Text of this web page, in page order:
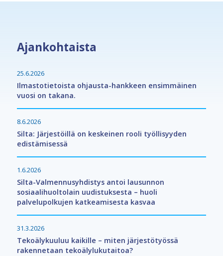
Ajankohtaista
Ilmastotietoista ohjausta-hankkeen ensimmäinen
vuosi on takana.
25.6.2026
Silta: Järjestöillä on keskeinen rooli työllisyyden
edistämisessä
8.6.2026
Silta-Valmennusyhdistys antoi lausunnon
sosiaalihuoltolain uudistuksesta – huoli
palvelupolkujen katkeamisesta kasvaa
1.6.2026
Tekoälykuuluu kaikille – miten järjestötyössä
rakennetaan tekoälylukutaitoa?
31.3.2026